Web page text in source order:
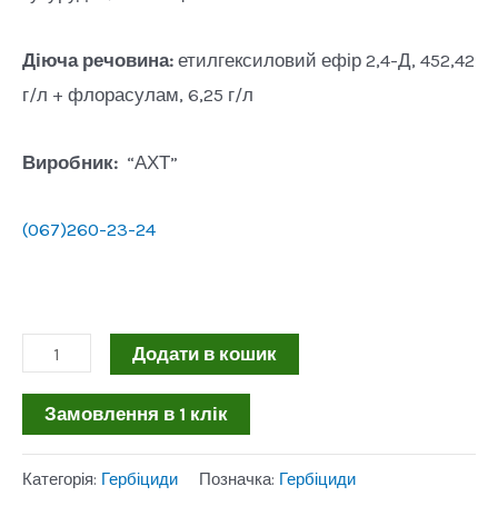
Діюча речовина: етилгексиловий ефір 2,4-Д, 452,42
г/л + флорасулам, 6,25 г/л
Виробник: “АХТ”
(067)260-23-24
Дисулам
післясходових
кількість
Додати в кошик
Замовлення в 1 клік
Категорія: Гербіциди Позначка: Гербіциди